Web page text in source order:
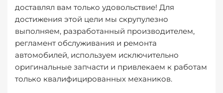
доставлял вам только удовольствие! Для
достижения этой цели мы скрупулезно
выполняем, разработанный производителем,
регламент обслуживания и ремонта
автомобилей, используем исключительно
оригинальные запчасти и привлекаем к работам
только квалифицированных механиков.